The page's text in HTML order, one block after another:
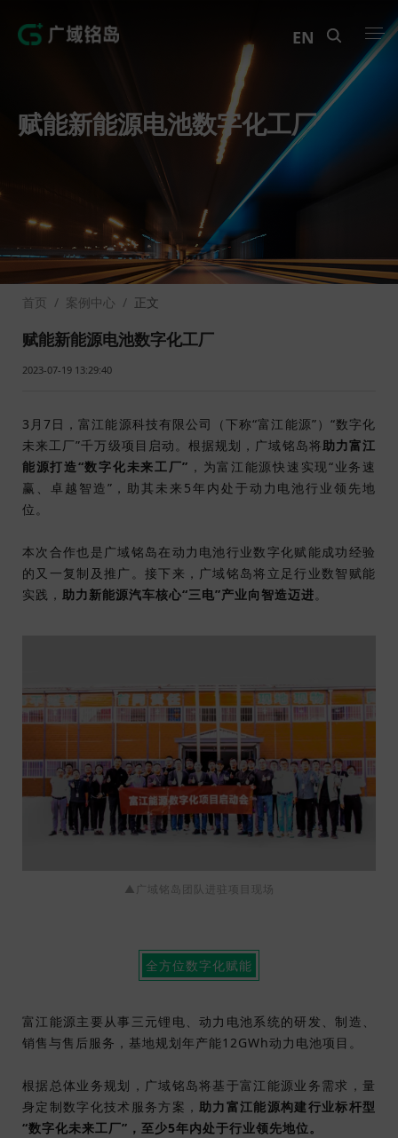
解决方案
创新实训
资讯中心
关于Geega
EN
赋能新能源电池数字化工厂
首页 / 案例中心 / 正文
赋能新能源电池数字化工厂
2023-07-19 13:29:40
3月7日，富江能源科技有限公司（下称“富江能源”）“数字化
未来工厂”千万级项目启动。根据规划，广域铭岛将助力富江
能源打造“数字化未来工厂” ，为富江能源快速实现“业务速
赢、卓越智造”，助其未来5年内处于动力电池行业领先地
位。
本次合作也是广域铭岛在动力电池行业数字化赋能成功经验
的又一复制及推广。接下来，广域铭岛将立足行业数智赋能
实践， 助力新能源汽车核心“三电”产业向智造迈进。
▲广域铭岛团队进驻项目现场
全方位数字化赋能
富江能源主要从事三元锂电、动力电池系统的研发、制造、
销售与售后服务，基地规划年产能12GWh动力电池项目。
根据总体业务规划，广域铭岛将基于富江能源业务需求，量
身定制数字化技术服务方案，助力富江能源构建行业标杆型
“数字化未来工厂”，至少5年内处于行业领先地位。